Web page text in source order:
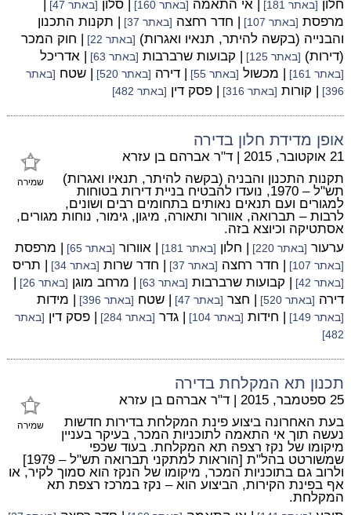
חלון [באתר 181] | אי התאמה [באתר 160] | סלון [באתר 47]
מרפסת [באתר 107] | חדר רחצה [באתר 37]
| תקנות התכנון
והבנייה (בקשה להיתר, תנאיו ואגרות) [באתר 22]
| חוק המכר
(דירות) [באתר 125] | קבועות שרברבות [באתר 63] | אדריכל
[באתר 161] | מכשול [באתר 55] | דירה [באתר 520] | שטח [באתר
396]
| קורות [באתר 316] | פסק דין [באתר 482]
אופן מדידת חלון בדירה
שמירה
21 אוקטובר, 2015 | ד"ר אברהם בן עזרא
תקנות התכנון והבניה (בקשה להיתר, תנאיו ואגרות)
תש"ל – 1970, נועדו להבטיח בניית דירות בטוחות
למגורים ועם תנאים נאותים בתחומים רבים ושונים,
לרבות – תברואה, אוורור ותאורה, מיגון, גימור, נוחות מגורים,
אסתטיקה וכיוצא בזה.
ערעור [באתר 220] | חלון [באתר 181] | אוורור [באתר 65] | מרפסת
[באתר 107] | חדר רחצה [באתר 37] | חדר שרות [באתר 34] | תריס
[באתר 42] | קבועות שרברבות [באתר 63] | מרחב מוגן [באתר 26]
|
דירה [באתר 520] | חצר [באתר 47] | שטח [באתר 396] | מידות
[באתר 149] | חידות [באתר 104] | גדר [באתר 284] | פסק דין [באתר
482]
תכנון תא המקלחת בדירה
שמירה
25 ספטמבר, 2015 | ד"ר אברהם בן עזרא
בעת האחרונה ביצוע פינת המקלחת בדירות חדשות
נעשה תוך אי התאמה לתוכניות המכר, בעיקר בעניין
מיקומו של נקז רצפה תא המקלחת. בעוד שכפי
שמשורטט בהל"ת [הוראות למתקני תברואה תש"ל – 1979]
ולרוב גם בתוכניות המכר, מיקומו של הנקז הוא סמוך לקיר, או
אף בפינת הקירות, הביצוע הוא – נקז במרכז רצפת תא
המקלחת.